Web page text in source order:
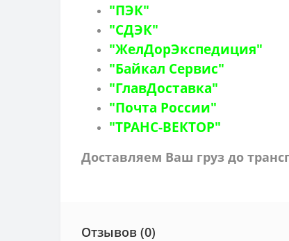
"ПЭК"
"СДЭК"
"ЖелДорЭкспедиция"
"Байкал Сервис"
"ГлавДоставка"
"Почта России"
"ТРАНС-ВЕКТОР"
Доставляем Ваш груз до
Отзывов (0)